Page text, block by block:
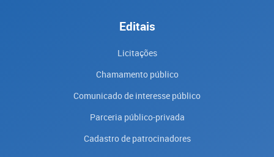
Editais
Licitações
Chamamento público
Comunicado de interesse público
Parceria público-privada
Cadastro de patrocinadores